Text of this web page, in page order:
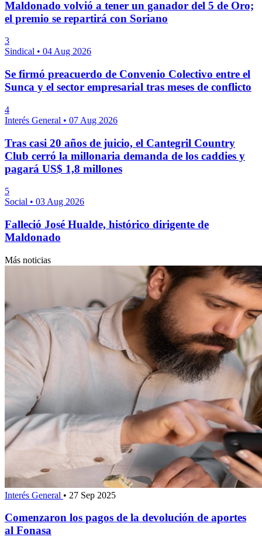
Maldonado volvió a tener un ganador del 5 de Oro;
el premio se repartirá con Soriano
3
Sindical • 04 Aug 2026
Se firmó preacuerdo de Convenio Colectivo entre el
Sunca y el sector empresarial tras meses de conflicto
4
Interés General • 07 Aug 2026
Tras casi 20 años de juicio, el Cantegril Country
Club cerró la millonaria demanda de los caddies y
pagará US$ 1,8 millones
5
Social • 03 Aug 2026
Falleció José Hualde, histórico dirigente de
Maldonado
Más noticias
Interés General • 27 Sep 2025
Comenzaron los pagos de la devolución de aportes
al Fonasa